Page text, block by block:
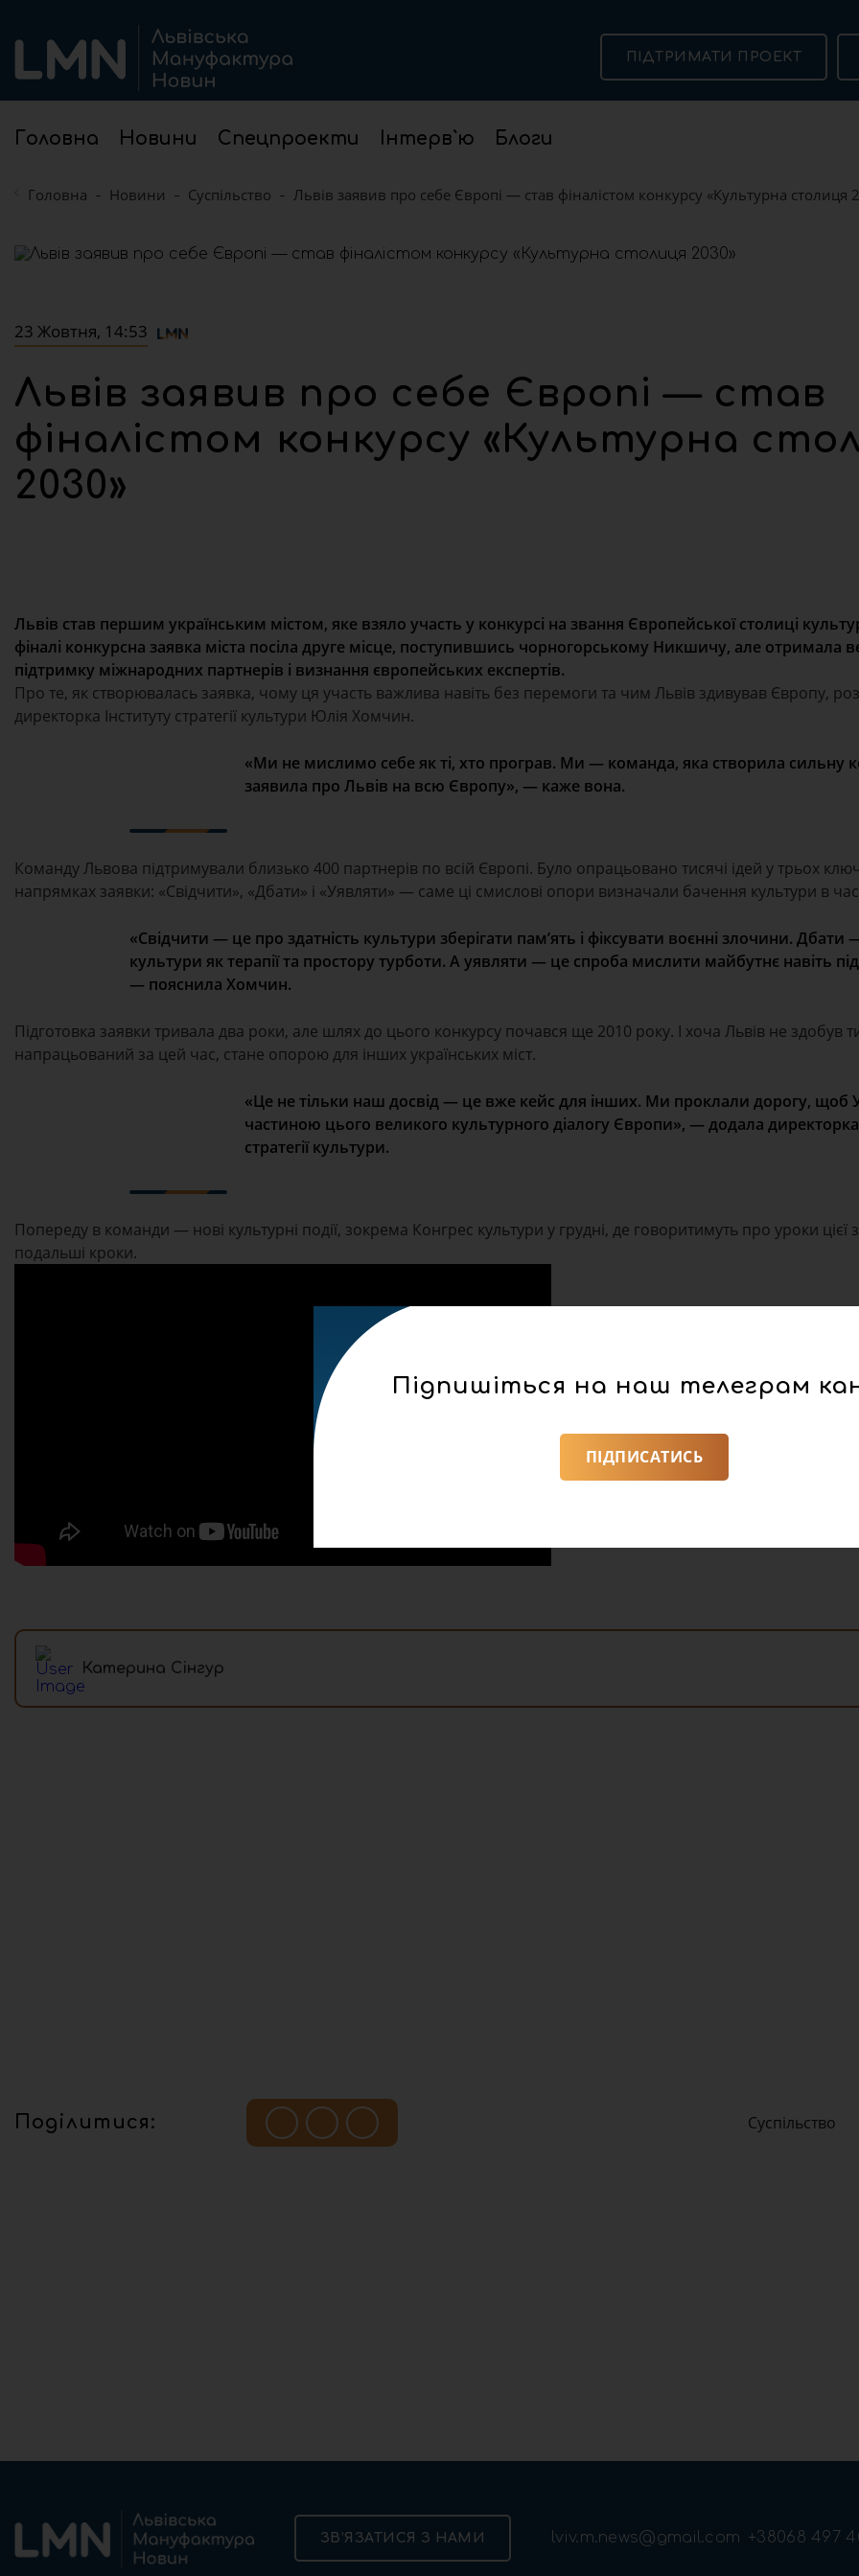
Головна Новини Спецпроекти Інтерв`ю Блоги
ПІДТРИМАТИ ПРОЕКТ
Головна Новини Суспільство Львів заявив про себе Європі — став фіналістом конкурсу «Культурна столиця
23 Жовтня, 14:53
Львів заявив про себе Європі — став
фіналістом конкурсу «Культурна
2030»
Львів став першим українським містом, яке взяло участь у конкурсі на звання Європейської столиці
фіналі конкурсна заявка міста посіла друге місце, поступившись чорногорському Никшичу, але отримала
підтримку міжнародних партнерів і визнання європейських експертів.
Про те, як створювалась заявка, чому ця участь важлива навіть без перемоги та чим Львів здивував Європу,
директорка Інституту стратегії культури Юлія Хомчин.
«Ми не мислимо себе як ті, хто програв. Ми — команда, яка створила сильну
заявила про Львів на всю Європу», — каже вона.
Команду Львова підтримували близько 400 партнерів по всій Європі. Було опрацьовано тисячі ідей у трьох
напрямках заявки: «Свідчити», «Дбати» і «Уявляти» — саме ці смислові опори визначали бачення культури в
«Свідчити — це про здатність культури зберігати памʼять і фіксувати воєнні злочини.
культури як терапії та простору турботи. А уявляти — це спроба мислити майбутнє навіть
— пояснила Хомчин.
Підготовка заявки тривала два роки, але шлях до цього конкурсу почався ще 2010 року. І хоча Львів не здобув
напрацьований за цей час, стане опорою для інших українських міст.
«Це не тільки наш досвід — це вже кейс для інших. Ми проклали дорогу, щоб
частиною цього великого культурного діалогу Європи», — додала директорка
стратегії культури.
Попереду в команди — нові культурні події, зокрема Конгрес культури у грудні, де говоритимуть про уроки цієї
подальші кроки.
Катерина Сінгур
Поділитися: Суспільство
ЗВ’ЯЗАТИСЯ З НАМИ lviv.m.news@gmail.com +38068 497
Підпишіться на наш телеграм
ПІДПИСАТИСЬ